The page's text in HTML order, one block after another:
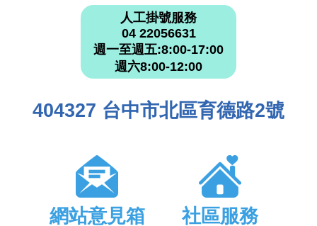
人工掛號服務
04 22056631
週一至週五:8:00-17:00
週六8:00-12:00
404327 台中市北區育德路2號
網站意見箱 社區服務